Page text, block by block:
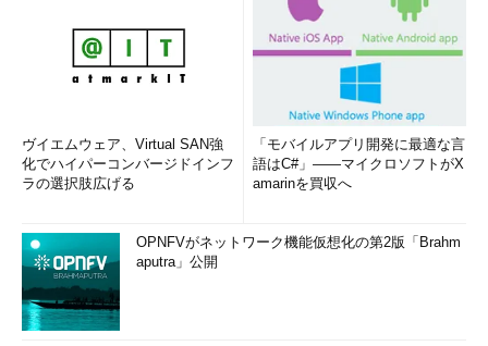
ヴイエムウェア、Virtual SAN強
化でハイパーコンバージドインフ
ラの選択肢広げる
「モバイルアプリ開発に最適な言
語はC#」――マイクロソフトがX
amarinを買収へ
OPNFVがネットワーク機能仮想化の第2版「Brahm
aputra」公開